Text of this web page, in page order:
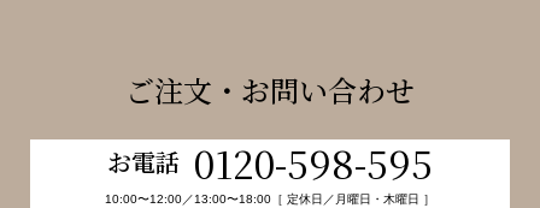
ご注文・お問い合わせ
お電話 0120-598-595
10:00〜12:00／13:00〜18:00［ 定休日／月曜日・木曜日 ］